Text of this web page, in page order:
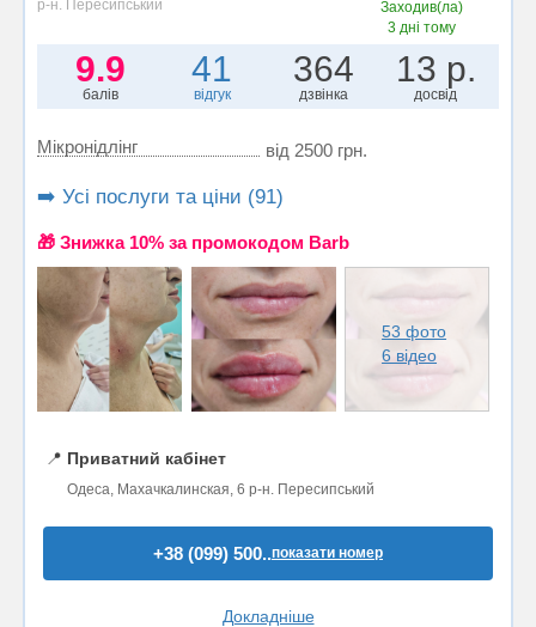
р-н. Пересипський
Заходив(ла)
3 дні тому
9.9
балів
41
відгук
364
дзвінка
13 р.
досвід
Мікронідлінг від 2500 грн.
➡️ Усі послуги та ціни (91)
🎁 Знижка 10% за промокодом Barb
53 фото
6 відео
📍 Приватний кабінет
Одеса, Махачкалинская, 6 р-н. Пересипський
+38 (099) 500..показати номер
Докладніше